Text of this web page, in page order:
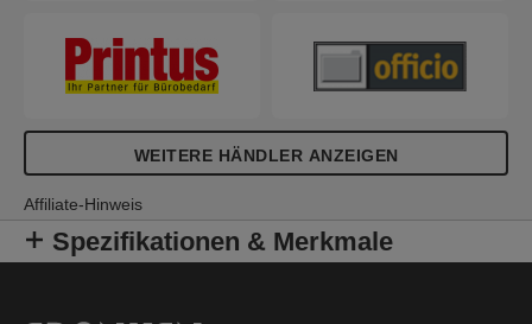
WEITERE HÄNDLER ANZEIGEN
Affiliate-Hinweis
Spezifikationen & Merkmale